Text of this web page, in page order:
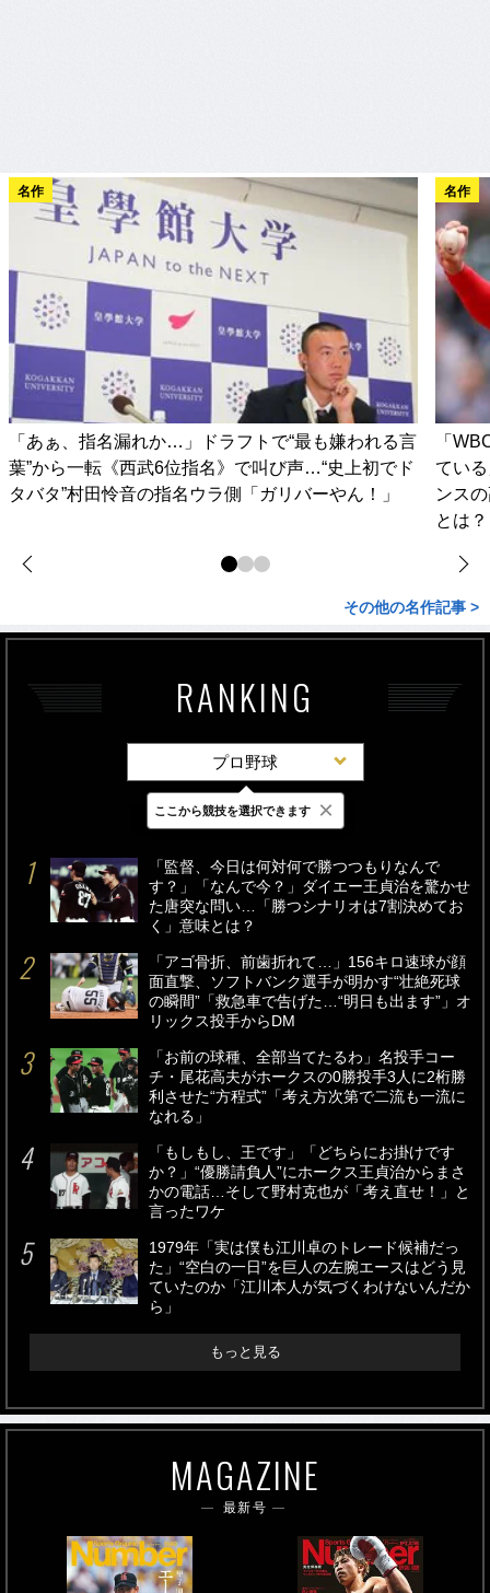
名作
「あぁ、指名漏れか…」ドラフトで“最も嫌われる言
葉”から一転《西武6位指名》で叫び声…“史上初でド
タバタ”村田怜音の指名ウラ側「ガリバーやん！」
名作
「
てい
ンス
とは？
その他の名作記事 >
RANKING
プロ野球
最新 24時間 週間
「監督、今日は何対何で勝つつもりなんで
す？」「なんで今？」ダイエー王貞治を驚かせ
た唐突な問い…「勝つシナリオは7割決めてお
く」意味とは？
「アゴ骨折、前歯折れて…」156キロ速球が顔
面直撃、ソフトバンク選手が明かす“壮絶死球
の瞬間”「救急車で告げた…“明日も出ます”」オ
リックス投手からDM
「お前の球種、全部当てたるわ」名投手コー
チ・尾花高夫がホークスの0勝投手3人に2桁勝
利させた“方程式”「考え方次第で二流も一流に
なれる」
「もしもし、王です」「どちらにお掛けです
か？」“優勝請負人”にホークス王貞治からまさ
かの電話…そして野村克也が「考え直せ！」と
言ったワケ
1979年「実は僕も江川卓のトレード候補だっ
た」“空白の一日”を巨人の左腕エースはどう見
ていたのか「江川本人が気づくわけないんだか
ら」
もっと見る
MAGAZINE
最新号
ここから競技を選択できます ×